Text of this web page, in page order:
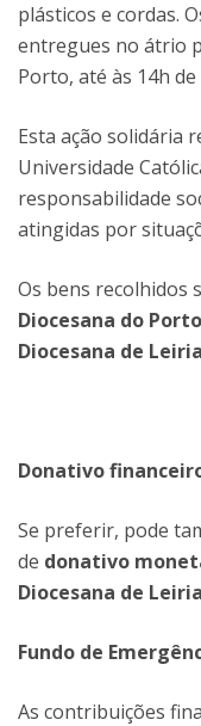
plásticos e cordas.
entregues no átrio
Porto, até às 14h
Esta ação solidária
Universidade
responsabilidade
atingidas por
Os bens recolhidos
Diocesana do Porto
Diocesana de Leiria
Donativo
Se preferir, pode
de donativo
Diocesana de Leiria
Fundo de
As contribuições